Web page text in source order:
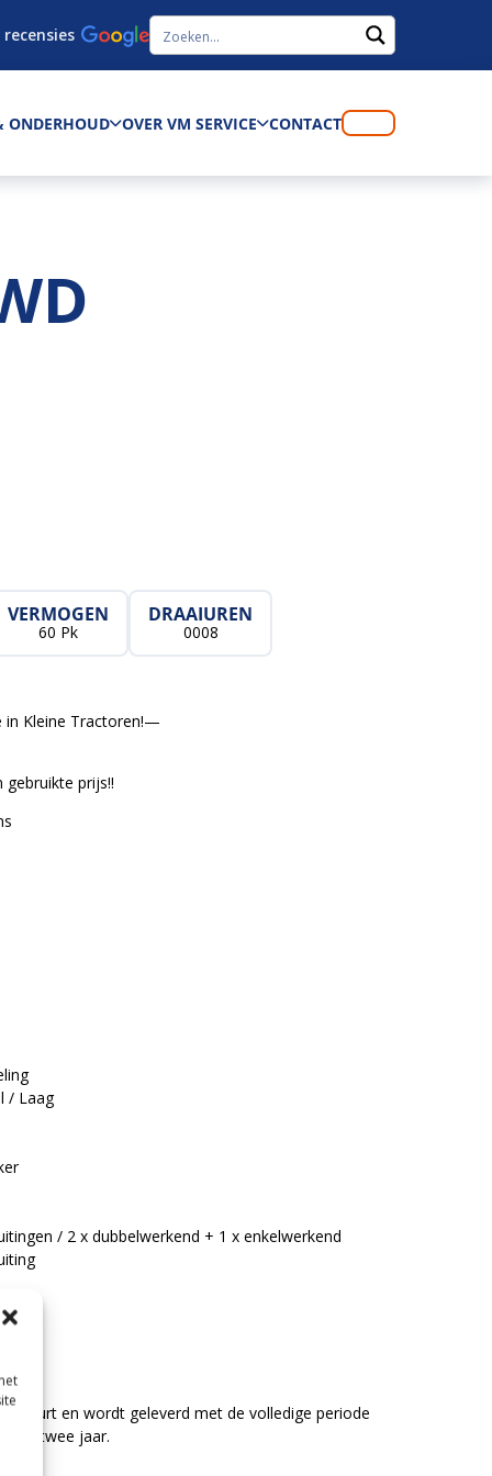
recensies
ONDERHOUD OVER VM SERVICE CONTACT
VERMOGEN
60 Pk
DRAAIUREN
0008
in Kleine Tractoren!—
prijs!!
/ Laag
/ 2 x dubbelwerkend + 1 x enkelwerkend
en wordt geleverd met de volledige periode
van twee jaar.